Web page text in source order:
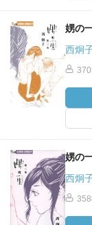
娚の
西炯
娚の
西炯